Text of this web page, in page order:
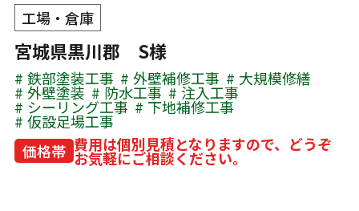
工場・倉庫
宮城県黒川郡 S様
鉄部塗装工事 外壁補修工事 大規模修繕
外壁塗装 防水工事 注入工事
シーリング工事 下地補修工事
仮設足場工事
価格帯 費用は個別見積となりますので、どうぞ
お気軽にご相談ください。